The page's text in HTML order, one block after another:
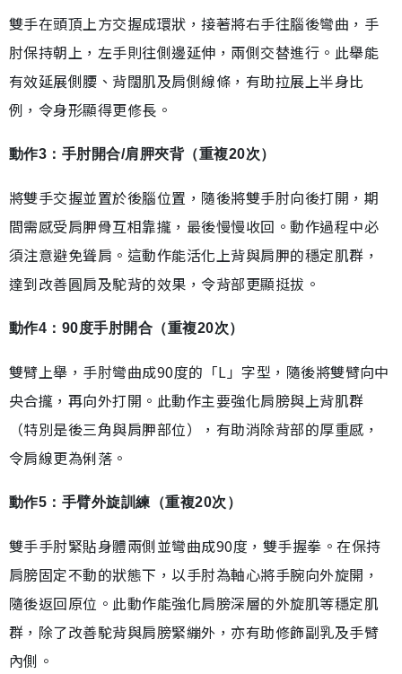
雙手在頭頂上方交握成環狀，接著將右手往腦後彎曲，手
肘保持朝上，左手則往側邊延伸，兩側交替進行。此舉能
有效延展側腰、背闊肌及肩側線條，有助拉展上半身比
例，令身形顯得更修長。
動作3：手肘開合/肩胛夾背（重複20次）
將雙手交握並置於後腦位置，隨後將雙手肘向後打開，期
間需感受肩胛骨互相靠攏，最後慢慢收回。動作過程中必
須注意避免聳肩。這動作能活化上背與肩胛的穩定肌群，
達到改善圓肩及駝背的效果，令背部更顯挺拔。
動作4：90度手肘開合（重複20次）
雙臂上舉，手肘彎曲成90度的「L」字型，隨後將雙臂向中
央合攏，再向外打開。此動作主要強化肩膀與上背肌群
（特別是後三角與肩胛部位），有助消除背部的厚重感，
令肩線更為俐落。
動作5：手臂外旋訓練（重複20次）
雙手手肘緊貼身體兩側並彎曲成90度，雙手握拳。在保持
肩膀固定不動的狀態下，以手肘為軸心將手腕向外旋開，
隨後返回原位。此動作能強化肩膀深層的外旋肌等穩定肌
群，除了改善駝背與肩膀緊繃外，亦有助修飾副乳及手臂
內側。